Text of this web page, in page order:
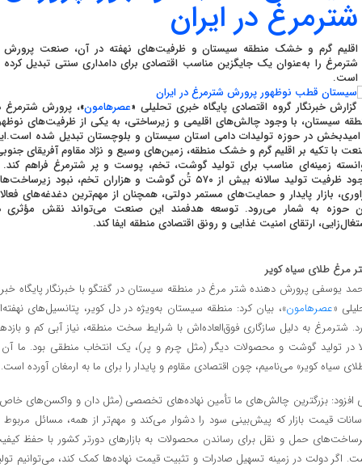
شترمرغ در ایران
اقلیم گرم و خشک منطقه سیستان و ظرفیت‌های نهفته در آن، صنعت پرورش
شترمرغ را به‌عنوان یک جایگزین مناسب اقتصادی برای دامداری سنتی تبدیل کرده
است.
گزارش خبرنگار گروه اقتصادی پایگاه خبری تحلیلی «عصرهامون»، پرورش شترمرغ
سیستان، با وجود چالش‌های اقلیمی و زیرساختی، به یکی از ظرفیت‌های
در حوزه تولیدات دامی استان سیستان و بلوچستان تبدیل شده
با تکیه بر اقلیم گرم و خشک منطقه، زمین‌های وسیع و نژاد مقاوم آفریقای
زمینه‌ای مناسب برای تولید گوشت، تخم، پوست و پر شترمرغ فراهم کند.
وجود ظرفیت تولید سالانه بیش از ۵۷۰ تُن گوشت و هزاران تخم، نبود
بازار پایدار و حمایت‌های مستمر دولتی، همچنان از مهم‌ترین دغدغه‌های
حوزه به شمار می‌رود. توسعه هدفمند این صنعت می‌تواند نقش مؤثری
ارتقای امنیت غذایی و رونق اقتصادی منطقه ایفا کند.
مرغ طلای سیاه کویر
یوسفی پرورش دهنده شتر مرغ در منطقه سیستان در گفتگو با خبرنگار پایگاه
«عصرهامون»، بیان کرد: منطقه سیستان به‌ویژه در دل کویر، پتانسیل‌های
شترمرغ به دلیل سازگاری فوق‌العاده‌اش با شرایط سخت منطقه، نیاز آبی کم و
در تولید گوشت و محصولات دیگر (مثل چرم و پر)، یک انتخاب منطقی بود. ما آن
سیاه کویر» می‌نامیم، چون اقتصادی مقاوم و پایدار را برای ما به ارمغان آورده است.
افزود: بزرگترین چالش‌های ما تأمین نهاده‌های تخصصی (مثل دان و واکسن‌های
قیمت بازار که پیش‌بینی سود را دشوار می‌کند و مهم‌تر از همه، مسائل مربوط
حمل و نقل برای رساندن محصولات به بازارهای دورتر کشور با حفظ
اگر دولت در زمینه تسهیل صادرات و تثبیت قیمت نهاده‌ها کمک کند، می‌توانیم